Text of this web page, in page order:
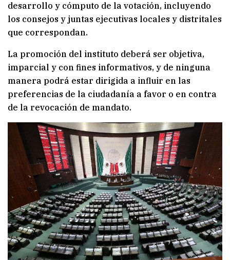
desarrollo y cómputo de la votación, incluyendo
los consejos y juntas ejecutivas locales y distritales
que correspondan.
La promoción del instituto deberá ser objetiva,
imparcial y con fines informativos, y de ninguna
manera podrá estar dirigida a influir en las
preferencias de la ciudadanía a favor o en contra
de la revocación de mandato.